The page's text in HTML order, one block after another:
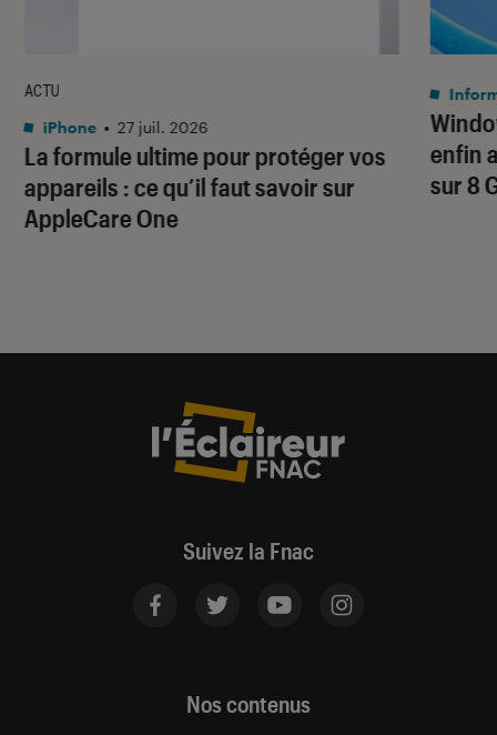
La formule ultime pour protéger vos
appareils : ce qu’il faut savoir sur
AppleCare One
ACTU
iPhone • 27 juil. 2026
enfin
sur 8
Suivez la Fnac
Nos contenus